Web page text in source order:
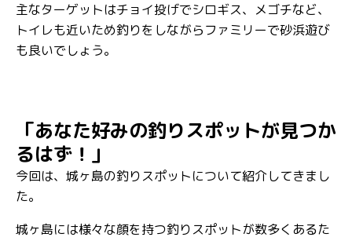
主なターゲットはチョイ投げでシロギス、メゴチなど、
トイレも近いため釣りをしながらファミリーで砂浜遊び
も良いでしょう。
「あなた好みの釣りスポットが見つか
るはず！」
今回は、城ヶ島の釣りスポットについて紹介してきまし
た。
城ヶ島には様々な顔を持つ釣りスポットが数多くあるた